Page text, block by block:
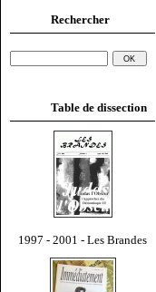
Rechercher
Table de dissection
1997 - 2001 - Les Brandes